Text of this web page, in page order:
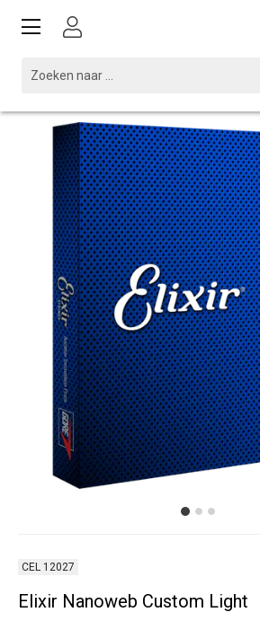
CEL 12027
Elixir Nanoweb Custom Light